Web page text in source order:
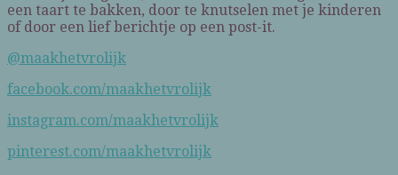
een taart te bakken, door te knutselen met je kinderen
of door een lief berichtje op een post-it.
@maakhetvrolijk
facebook.com/maakhetvrolijk
instagram.com/maakhetvrolijk
pinterest.com/maakhetvrolijk